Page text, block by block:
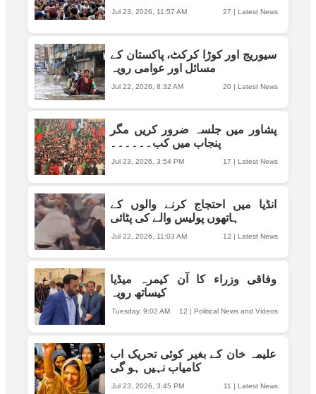
27 | Latest News
Jul 23, 2026, 11:57 AM
سیوریج اور کوڑا کرکٹ، پاکستان کے
مسائل اور عوامی رویہ
20 | Latest News
Jul 22, 2026, 8:32 AM
پشاور میں جلسہ ضرور کریں مگر
پنجاب میں کب۔۔۔۔۔۔
17 | Latest News
Jul 23, 2026, 3:54 PM
انڈیا میں احتجاج کرنے والوں کے
ہاتھوں پولیس والے کی پٹائی
12 | Latest News
Jul 22, 2026, 11:03 AM
وفاقی وزراء کا آن کیمرہ میڈیا
کیساتھ رویہ
12 | Political News and Videos
Tuesday, 9:02 AM
علیمہ خان کے بغیر کوئی تحریک اب
کامیاب نہیں ہو گی
11 | Latest News
Jul 23, 2026, 3:45 PM